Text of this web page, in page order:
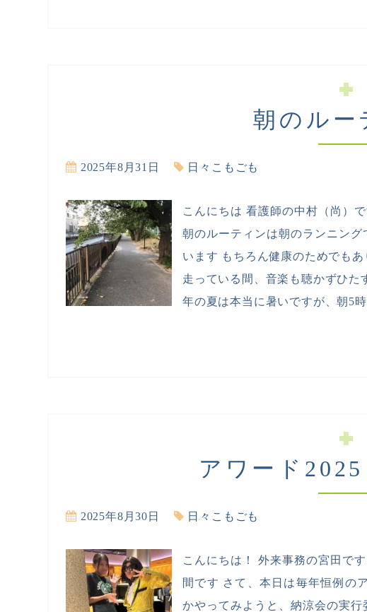
朝のルー
2025年8月31日 日々こもごも
こんにちは 看護師の中村（尚）
朝のルーティンは朝のランニング
います もちろん健康のためでも
走っている間、音楽も聴かずひた
年の夏は本当に暑いですが、朝5
アワード2025
2025年8月30日 日々こもごも
こんにちは！ 外来事務の宮田で
間です さて、本日は毎年恒例の
かやってみようと、納涼会の実